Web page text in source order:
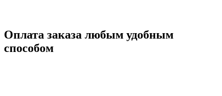
Оплата заказа любым удобным
способом